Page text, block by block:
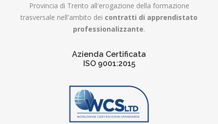
Provincia di Trento all'erogazione della formazione
trasversale nell'ambito dei contratti di apprendistato
professionalizzante.
Azienda Certificata
ISO 9001:2015